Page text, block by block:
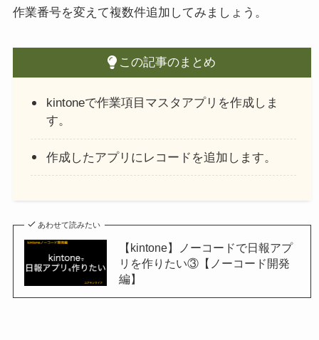
作業番号を変えて複数件追加してみましょう。
この記事のまとめ
kintoneで作業項目マスタアプリを作成しま
す。
作成したアプリにレコードを追加します。
あわせて読みたい
【kintone】ノーコードで日報アプ
リを作りたい③【ノーコード開発
編】